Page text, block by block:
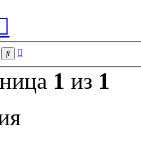
Поиск
1 из 1